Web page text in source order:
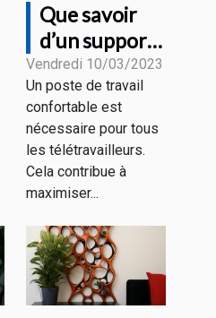
Que savoir
d’un support
pour un écran
PC ?
Vendredi 10/03/2023
Un poste de travail
confortable est
nécessaire pour tous
les télétravailleurs.
Cela contribue à
maximiser...